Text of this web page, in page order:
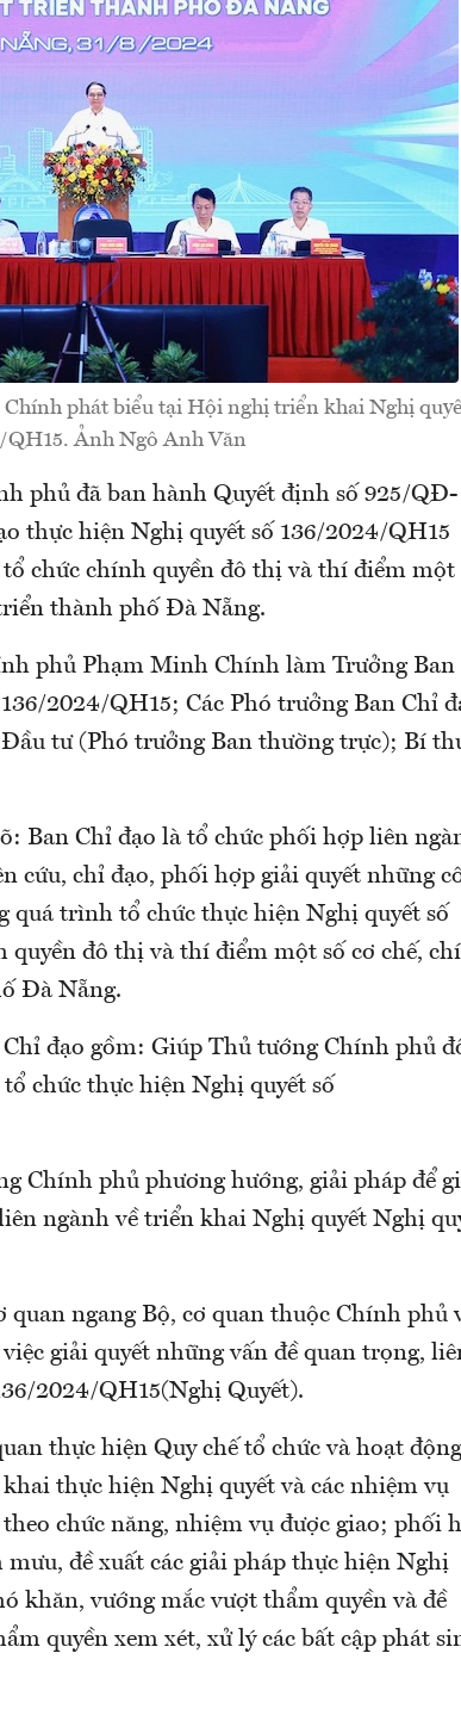
phát biểu tại Hội nghị triển khai Nghị
Ảnh Ngô Anh Văn
phủ đã ban hành Quyết định số 925/QĐ-
thực hiện Nghị quyết số 136/2024/QH15
chức chính quyền đô thị và thí điểm một
thành phố Đà Nẵng.
phủ Phạm Minh Chính làm Trưởng Ban
2024/QH15; Các Phó trưởng Ban Chỉ
tư (Phó trưởng Ban thường trực); Bí
Ban Chỉ đạo là tổ chức phối hợp liên
cứu, chỉ đạo, phối hợp giải quyết những
quá trình tổ chức thực hiện Nghị quyết số
quyền đô thị và thí điểm một số cơ chế,
Đà Nẵng.
đạo gồm: Giúp Thủ tướng Chính phủ
chức thực hiện Nghị quyết số
Chính phủ phương hướng, giải pháp để
ngành về triển khai Nghị quyết Nghị
quan ngang Bộ, cơ quan thuộc Chính phủ
giải quyết những vấn đề quan trọng,
2024/QH15(Nghị Quyết).
thực hiện Quy chế tổ chức và hoạt động
thực hiện Nghị quyết và các nhiệm vụ
chức năng, nhiệm vụ được giao; phối
đề xuất các giải pháp thực hiện Nghị
khăn, vướng mắc vượt thẩm quyền và đề
quyền xem xét, xử lý các bất cập phát